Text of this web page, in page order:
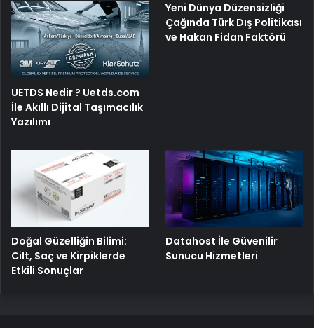
UETDS Nedir ? Uetds.com
İle Akıllı Dijital Taşımacılık
Yazılımı
Yeni Dünya Düzensizliği
Çağında Türk Dış Politikası
ve Hakan Fidan Faktörü
Doğal Güzelliğin Bilimi:
Cilt, Saç ve Kirpiklerde
Etkili Sonuçlar
Datahost İle Güvenilir
Sunucu Hizmetleri